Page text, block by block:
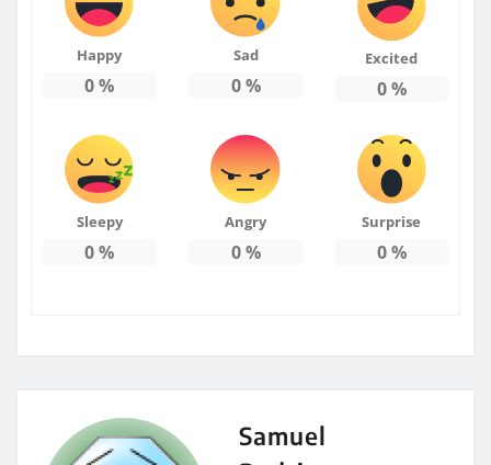
Happy
0%
Sad
0%
Excited
0%
Sleepy
0%
Angry
0%
Surprise
0%
Samuel